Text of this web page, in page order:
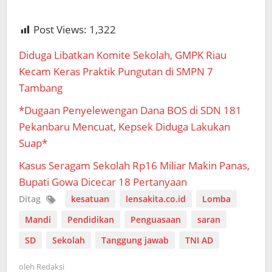
Post Views: 1,322
Diduga Libatkan Komite Sekolah, GMPK Riau
Kecam Keras Praktik Pungutan di SMPN 7
Tambang
*Dugaan Penyelewengan Dana BOS di SDN 181
Pekanbaru Mencuat, Kepsek Diduga Lakukan
Suap*
Kasus Seragam Sekolah Rp16 Miliar Makin Panas,
Bupati Gowa Dicecar 18 Pertanyaan
Ditag kesatuan lensakita.co.id
Lomba
Mandi
Pendidikan Penguasaan
saran
SD
Sekolah Tanggung jawab TNI AD
oleh Redaksi